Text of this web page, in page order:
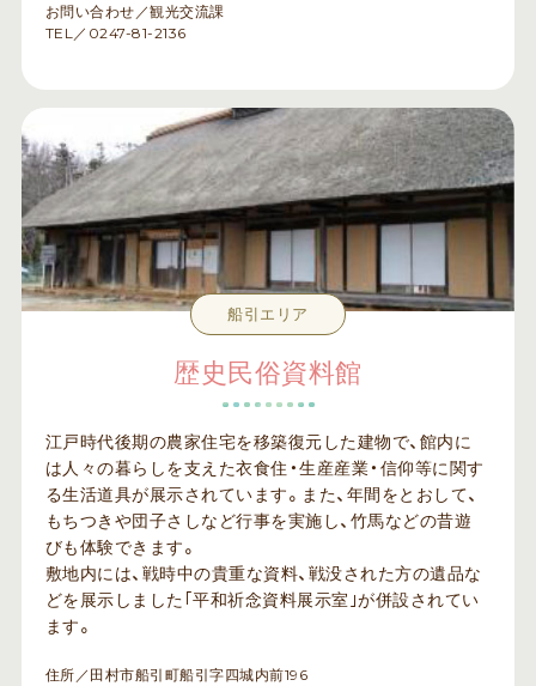
お問い合わせ／観光交流課
TEL／0247-81-2136
船引エリア
歴史民俗資料館
江戸時代後期の農家住宅を移築復元した建物で、館内に
は人々の暮らしを支えた衣食住・生産産業・信仰等に関す
る生活道具が展示されています。また、年間をとおして、
もちつきや団子さしなど行事を実施し、竹馬などの昔遊
びも体験できます。
敷地内には、戦時中の貴重な資料、戦没された方の遺品な
どを展示しました｢平和祈念資料展示室｣が併設されてい
ます。
住所／田村市船引町船引字四城内前196